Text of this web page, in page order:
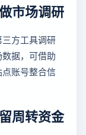
市场调研
方工具调研
据，可借助
账号整合信
周转资金